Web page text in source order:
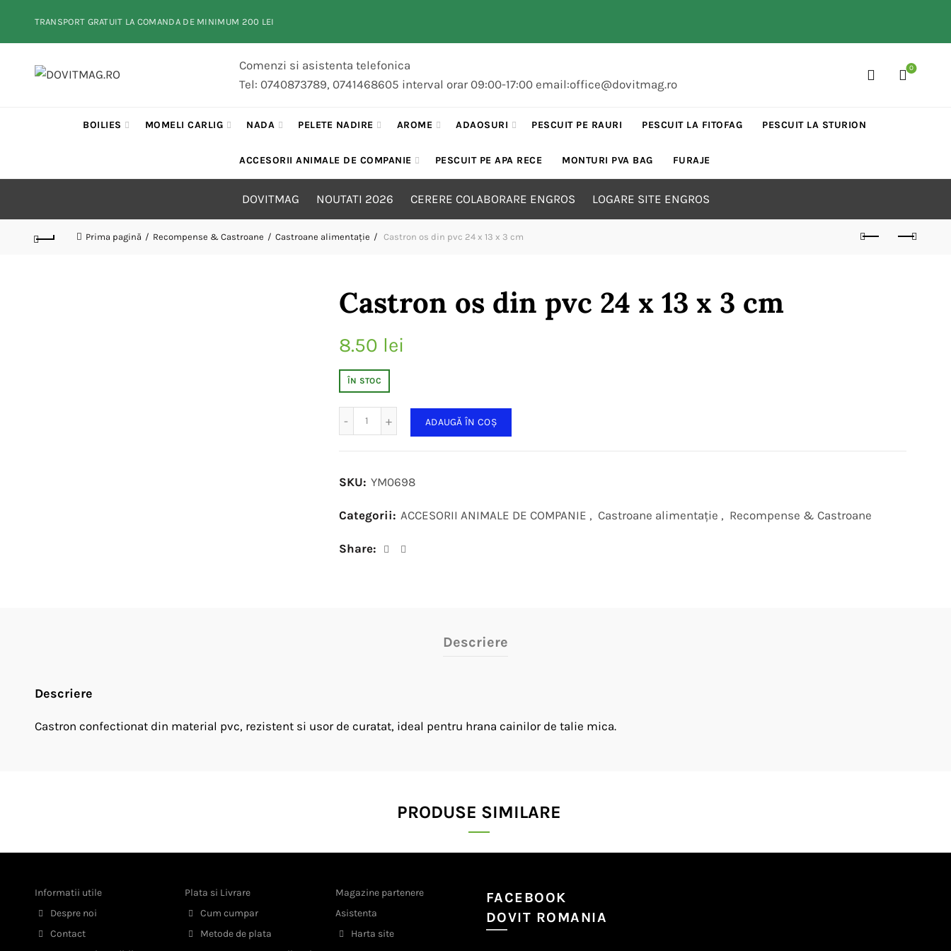
TRANSPORT GRATUIT LA COMANDA DE MINIMUM 200 LEI
Comenzi si asistenta telefonica
Tel: 0740873789, 0741468605 interval orar 09:00-17:00 email:office@dovitmag.ro
0
BOILIES MOMELI CARLIG NADA PELETE NADIRE AROME ADAOSURI PESCUIT PE RAURI PESCUIT LA FITOFAG PESCUIT LA STURION
ACCESORII ANIMALE DE COMPANIE PESCUIT PE APA RECE MONTURI PVA BAG FURAJE
DOVITMAG NOUTATI 2026 CERERE COLABORARE ENGROS LOGARE SITE ENGROS
Prima pagină Recompense & Castroane Castroane alimentaţie Castron os din pvc 24 x 13 x 3 cm
Castron os din pvc 24 x 13 x 3 cm
8.50 lei
ÎN STOC
ADAUGĂ ÎN COȘ
SKU: YM0698
Categorii: ACCESORII ANIMALE DE COMPANIE , Castroane alimentaţie , Recompense & Castroane
Share
Descriere
Descriere
Castron confectionat din material pvc, rezistent si usor de curatat, ideal pentru hrana cainilor de talie mica.
PRODUSE SIMILARE
Informatii utile
Despre noi
Contact
Plata si Livrare
Cum cumpar
Metode de plata
Magazine partenere
Asistenta
Harta site
FACEBOOK
DOVIT ROMANIA